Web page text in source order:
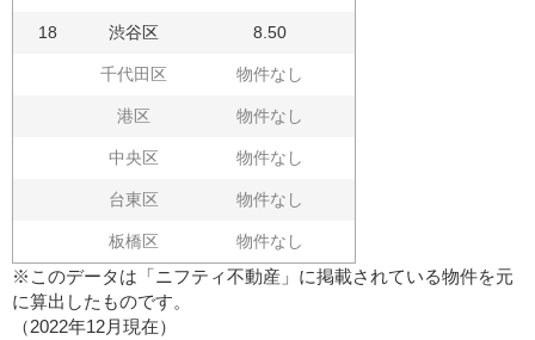
18 渋谷区 8.50
千代田区 物件なし
港区 物件なし
中央区 物件なし
台東区 物件なし
板橋区 物件なし
※このデータは「ニフティ不動産」に掲載されている物件を元
に算出したものです。
（2022年12月現在）